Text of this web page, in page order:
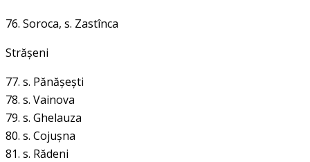
76. Soroca, s. Zastînca
Străşeni
77. s. Pănăşeşti
78. s. Vainova
79. s. Ghelauza
80. s. Cojuşna
81. s. Rădeni